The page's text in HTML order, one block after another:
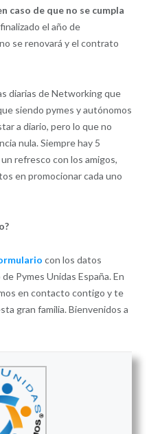
caso de que no se cumpla
el año de
se renovará y el contrato
diarias de Networking que
siendo pymes y autónomos
a diario, pero lo que no
nula. Siempre hay 5
refresco con los amigos,
en promocionar cada uno
con los datos
Pymes Unidas España. En
en contacto contigo y te
gran familia. Bienvenidos a